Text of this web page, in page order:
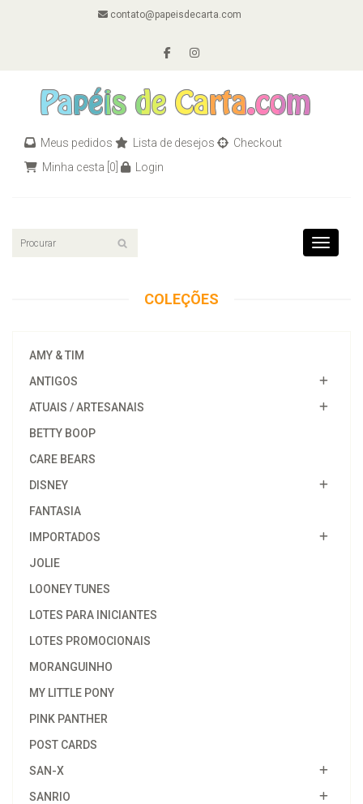
contato@papeisdecarta.com
Meus pedidos Lista de desejos
Checkout
Minha cesta [0] Login
Toggle
COLEÇÕES
AMY & TIM
ANTIGOS
ATUAIS / ARTESANAIS
BETTY BOOP
CARE BEARS
DISNEY
FANTASIA
IMPORTADOS
JOLIE
LOONEY TUNES
LOTES PARA INICIANTES
LOTES PROMOCIONAIS
MORANGUINHO
MY LITTLE PONY
PINK PANTHER
POST CARDS
SAN-X
SANRIO